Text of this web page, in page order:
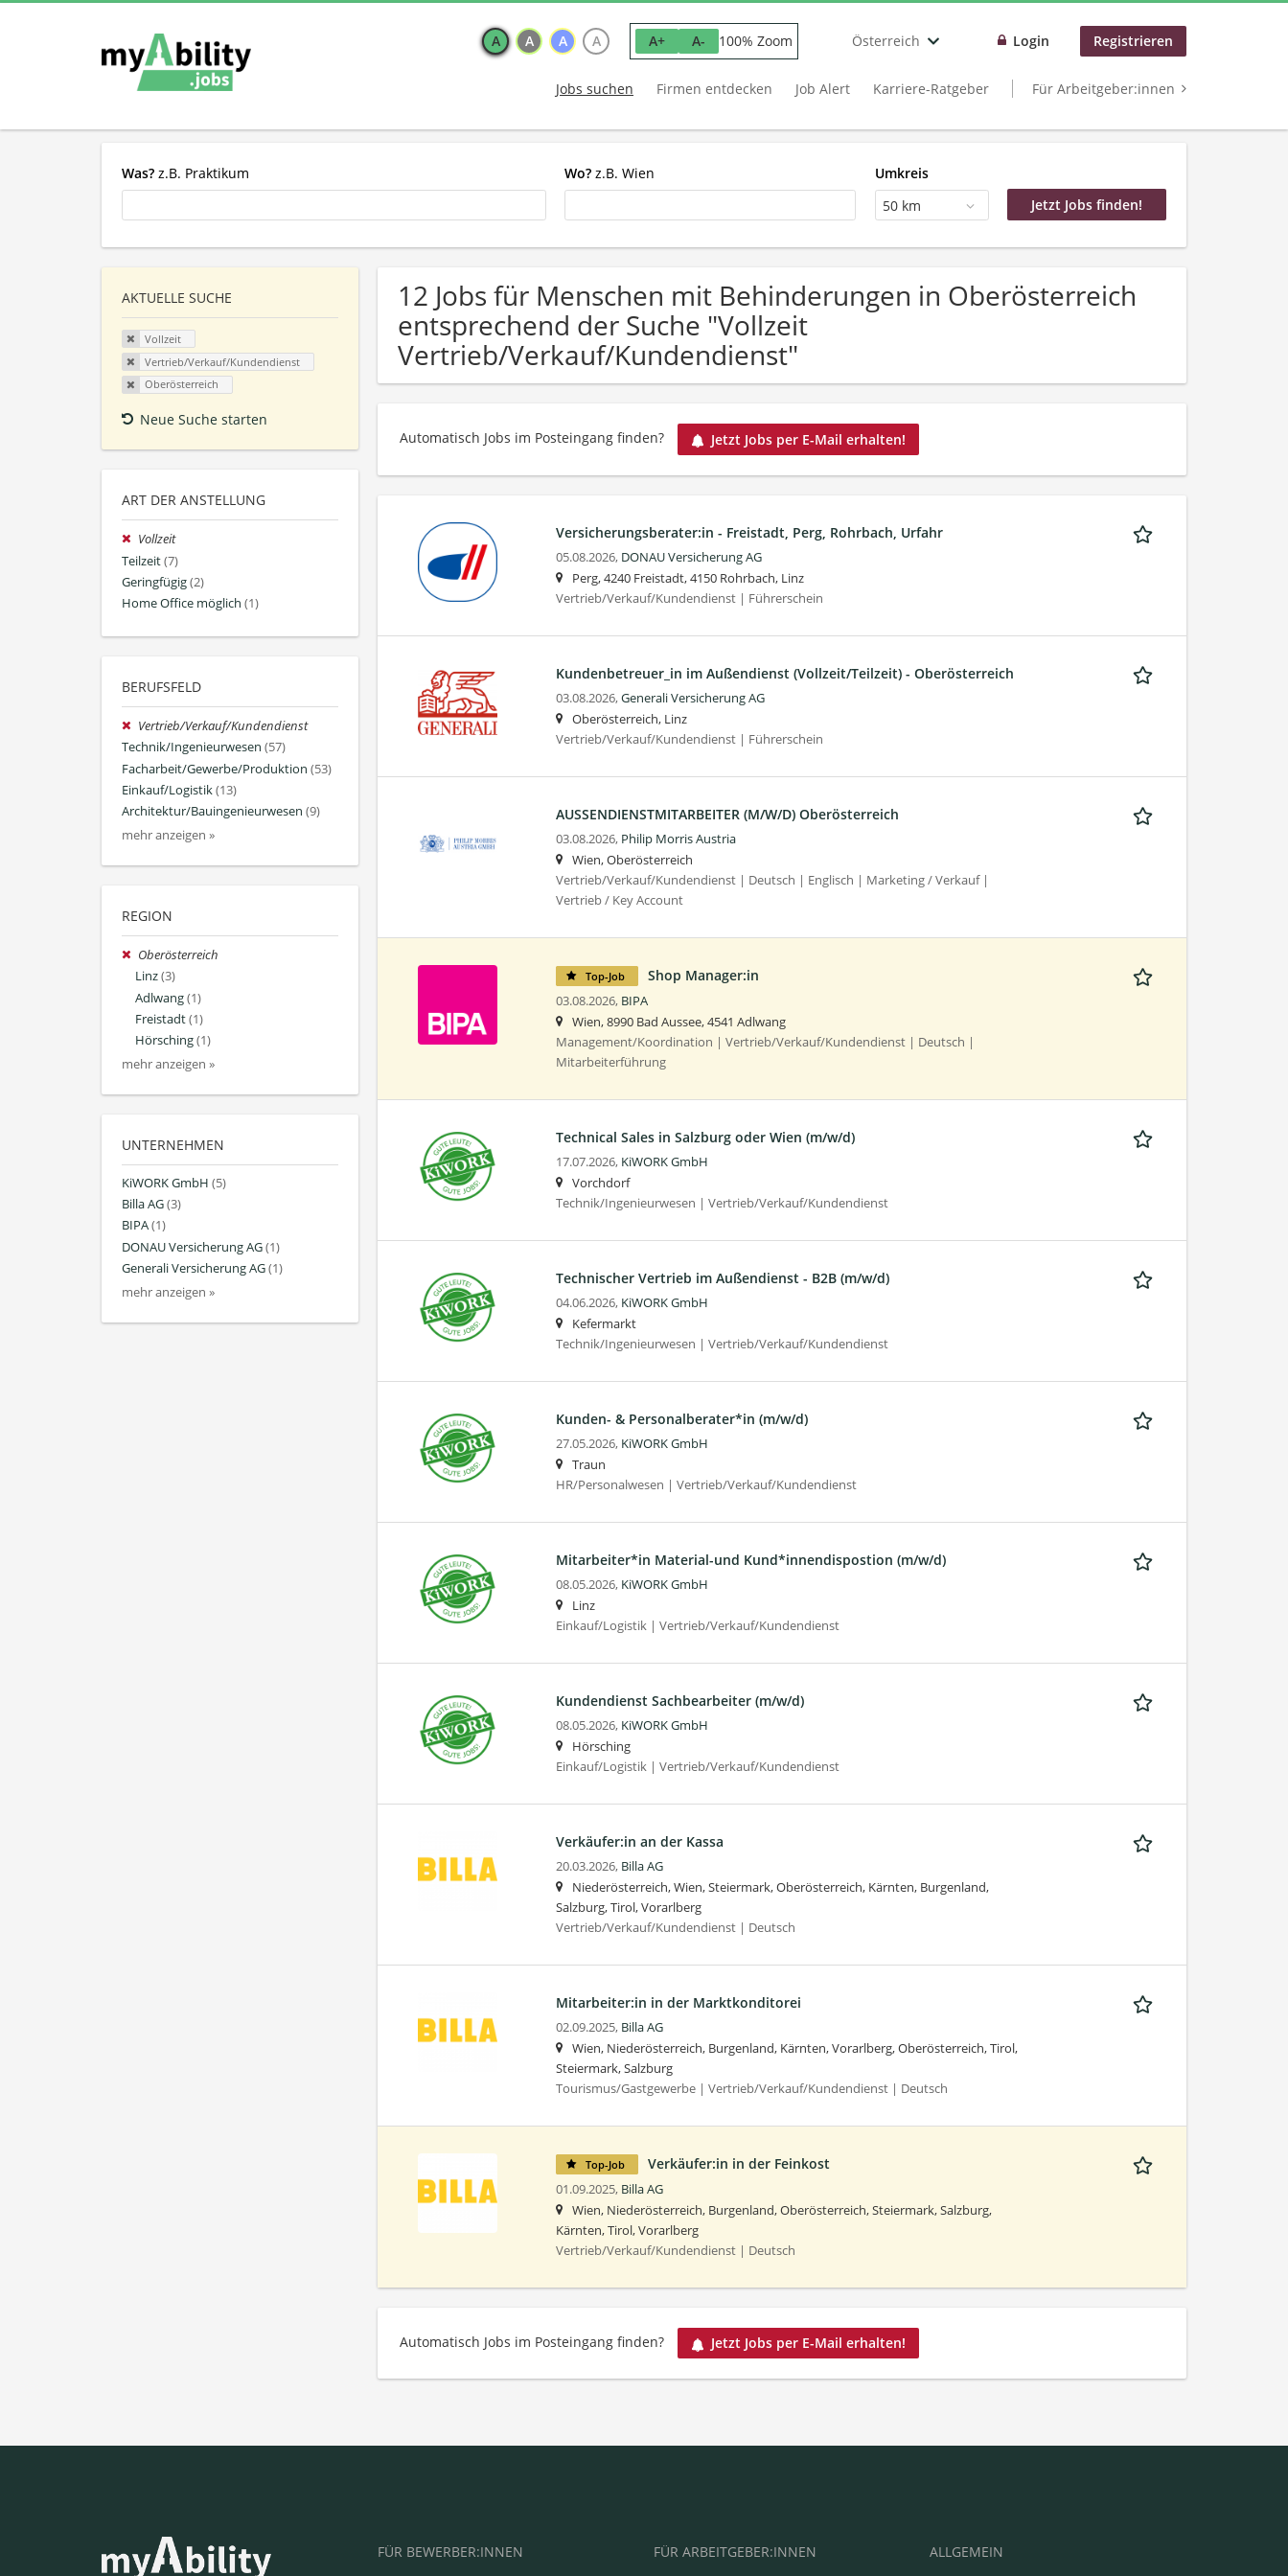
A A A A A+ A- 100% Zoom Österreich Login Registrieren
Jobs suchen Firmen entdecken Job Alert Karriere-Ratgeber Für Arbeitgeber:innen
Was? z.B. Praktikum Wo? z.B. Wien
Umkreis
50 km
AKTUELLE SUCHE
Vollzeit
Vertrieb/Verkauf/Kundendienst
Oberösterreich
Neue Suche starten
ART DER ANSTELLUNG
Vollzeit
Teilzeit(7)
Geringfügig(2)
Home Office möglich (1)
BERUFSFELD
Vertrieb/Verkauf/Kundendienst
Technik/Ingenieurwesen (57)
Facharbeit/Gewerbe/Produktion (53)
Einkauf/Logistik(13)
Architektur/Bauingenieurwesen (9)
mehr anzeigen »
REGION
Oberösterreich
Linz(3)
Adlwang(1)
Freistadt(1)
Hörsching(1)
mehr anzeigen »
UNTERNEHMEN
KiWORK GmbH (5)
Billa AG(3)
BIPA(1)
DONAU Versicherung AG(1)
Generali Versicherung AG(1)
mehr anzeigen »
12 Jobs für Menschen mit Behinderungen in Oberösterreich
entsprechend der Suche "Vollzeit
Vertrieb/Verkauf/Kundendienst"
Automatisch Jobs im Posteingang finden? Jetzt Jobs per E-Mail erhalten!
Versicherungsberater:in - Freistadt, Perg, Rohrbach, Urfahr
05.08.2026, DONAU Versicherung AG
Perg, 4240 Freistadt, 4150 Rohrbach, Linz
Vertrieb/Verkauf/Kundendienst | Führerschein
Kundenbetreuer_in im Außendienst (Vollzeit/Teilzeit) - Oberösterreich
03.08.2026,Generali Versicherung AG
Oberösterreich, Linz
Vertrieb/Verkauf/Kundendienst | Führerschein
AUSSENDIENSTMITARBEITER (M/W/D) Oberösterreich
03.08.2026, Philip Morris Austria
Wien, Oberösterreich
Vertrieb/Verkauf/Kundendienst | Deutsch | Englisch | Marketing / Verkauf |
Vertrieb / Key Account
Top-Job Shop Manager:in
03.08.2026, BIPA
Wien, 8990 Bad Aussee, 4541 Adlwang
Management/Koordination | Vertrieb/Verkauf/Kundendienst | Deutsch |
Mitarbeiterführung
Technical Sales in Salzburg oder Wien (m/w/d)
17.07.2026, KiWORK GmbH
Vorchdorf
Technik/Ingenieurwesen | Vertrieb/Verkauf/Kundendienst
Technischer Vertrieb im Außendienst - B2B (m/w/d)
04.06.2026, KiWORK GmbH
Kefermarkt
Technik/Ingenieurwesen | Vertrieb/Verkauf/Kundendienst
Kunden- & Personal­berater*in (m/w/d)
27.05.2026, KiWORK GmbH
Traun
HR/Personalwesen | Vertrieb/Verkauf/Kundendienst
Mitarbeiter*in Material-und Kund*innen­dispostion (m/w/d)
08.05.2026, KiWORK GmbH
Linz
Einkauf/Logistik | Vertrieb/Verkauf/Kundendienst
Kundendienst Sachbearbeiter (m/w/d)
08.05.2026, KiWORK GmbH
Hörsching
Einkauf/Logistik | Vertrieb/Verkauf/Kundendienst
Verkäufer:in an der Kassa
20.03.2026, Billa AG
Niederösterreich, Wien, Steiermark, Oberösterreich, Kärnten, Burgenland,
Salzburg, Tirol, Vorarlberg
Vertrieb/Verkauf/Kundendienst | Deutsch
Mitarbeiter:in in der Marktkonditorei
02.09.2025, Billa AG
Wien, Niederösterreich, Burgenland, Kärnten, Vorarlberg, Oberösterreich, Tirol,
Steiermark, Salzburg
Tourismus/Gastgewerbe | Vertrieb/Verkauf/Kundendienst | Deutsch
Top-Job Verkäufer:in in der Feinkost
01.09.2025, Billa AG
Wien, Niederösterreich, Burgenland, Oberösterreich, Steiermark, Salzburg,
Kärnten, Tirol, Vorarlberg
Vertrieb/Verkauf/Kundendienst | Deutsch
Automatisch Jobs im Posteingang finden? Jetzt Jobs per E-Mail erhalten!
FÜR BEWERBER:INNEN FÜR ARBEITGEBER:INNEN ALLGEMEIN